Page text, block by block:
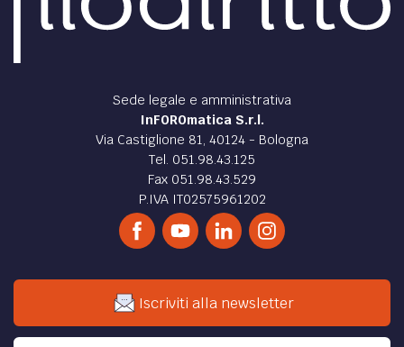
Sede legale e amministrativa
InFOROmatica S.r.l.
Via Castiglione 81, 40124 - Bologna
Tel. 051.98.43.125
Fax 051.98.43.529
P.IVA IT02575961202
Iscriviti alla newsletter